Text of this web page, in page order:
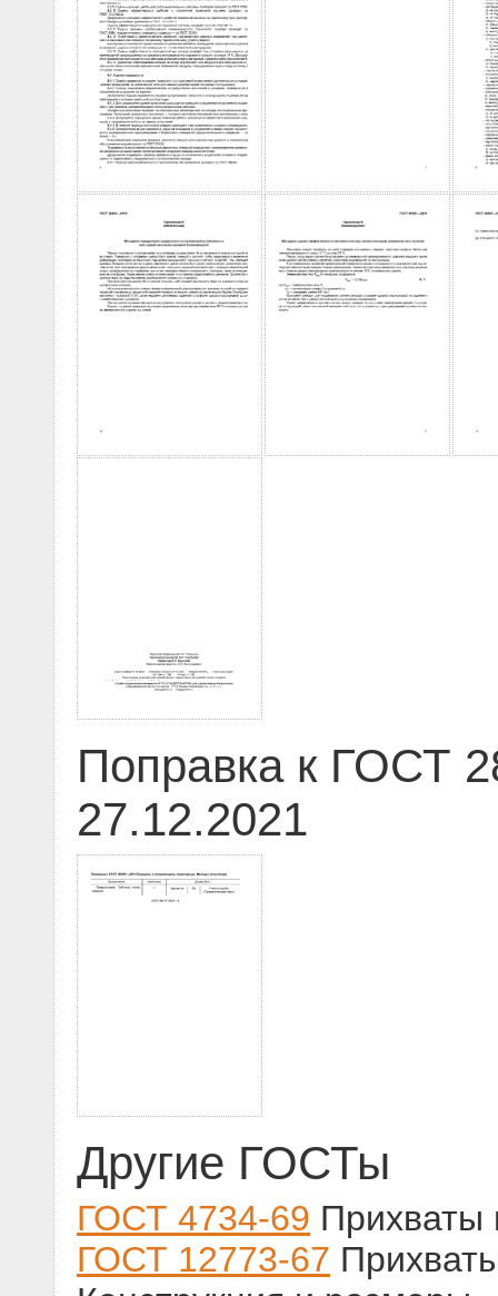
Поправка к ГОСТ
27.12.2021
Другие ГОСТы
ГОСТ 4734-69 Прихваты
ГОСТ 12773-67